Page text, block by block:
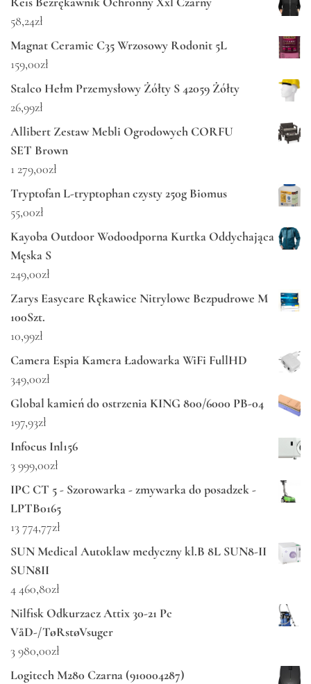
58,24zł
Magnat Ceramic C35 Wrzosowy Rodonit 5L
159,00zł
Stalco Hełm Przemysłowy Żółty S 42059 Żółty
26,99zł
Allibert Zestaw Mebli Ogrodowych CORFU
SET Brown
1 279,00zł
Tryptofan L-tryptophan czysty 250g Biomus
55,00zł
Kayoba Outdoor Wodoodporna Kurtka Oddychająca
Męska S
249,00zł
Zarys Easycare Rękawice Nitrylowe Bezpudrowe M
100Szt.
10,99zł
Camera Espia Kamera Ładowarka WiFi FullHD
349,00zł
Global kamień do ostrzenia KING 800/6000 PB-04
197,93zł
Infocus Inl156
3 999,00zł
IPC CT 5 - Szorowarka - zmywarka do posadzek -
LPTB0165
13 774,77zł
SUN Medical Autoklaw medyczny kl.B 8L SUN8-II
SUN8II
4 460,80zł
Nilfisk Odkurzacz Attix 30-21 Pc
VåD-/TøRstøVsuger
3 980,00zł
Logitech M280 Czarna (910004287)